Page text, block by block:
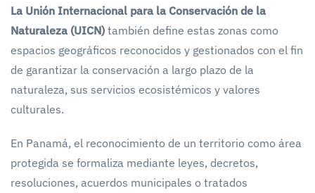
La Unión Internacional para la Conservación de la
Naturaleza (UICN) también define estas zonas como
espacios geográficos reconocidos y gestionados con el fin
de garantizar la conservación a largo plazo de la
naturaleza, sus servicios ecosistémicos y valores
culturales.
En Panamá, el reconocimiento de un territorio como área
protegida se formaliza mediante leyes, decretos,
resoluciones, acuerdos municipales o tratados